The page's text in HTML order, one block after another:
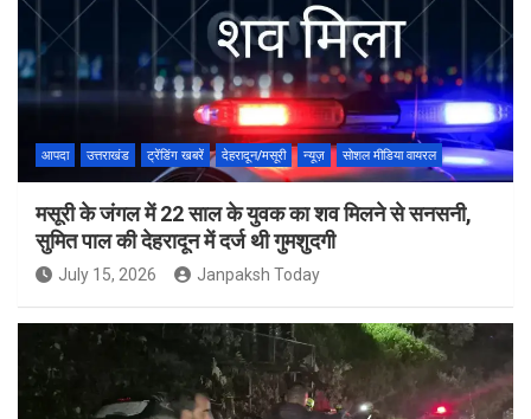
आपदा उत्तराखंड ट्रेंडिंग खबरें देहरादून/मसूरी न्यूज़ सोशल मीडिया वायरल
मसूरी के जंगल में 22 साल के युवक का शव मिलने से सनसनी,
सुमित पाल की देहरादून में दर्ज थी गुमशुदगी
July 15, 2026 Janpaksh Today